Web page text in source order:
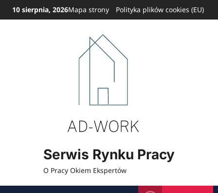
Przejdź10 sierpnia, 2026Mapa strony Polityka plików cookies (EU)
Serwis Rynku Pracy
O Pracy Okiem Ekspertów